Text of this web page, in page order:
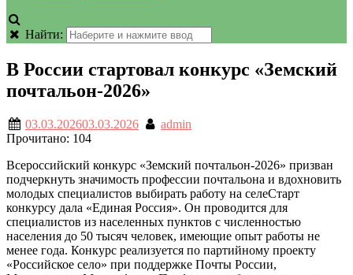
Найти:
В России стартовал конкурс «Земский
почтальон-2026»
03.03.202603.03.2026
admin
Прочитано: 104
Всероссийский конкурс «Земский почтальон-2026» призван
подчеркнуть значимость профессии почтальона и вдохновить
молодых специалистов выбирать работу на селеСтарт
конкурсу дала «Единая Россия». Он проводится для
специалистов из населенных пунктов с численностью
населения до 50 тысяч человек, имеющие опыт работы не
менее года. Конкурс реализуется по партийному проекту
«Российское село» при поддержке Почты России,